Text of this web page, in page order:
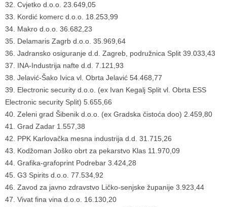
32. Cvjetko d.o.o. 23.649,05
33. Kordić komerc d.o.o. 18.253,99
34. Makro d.o.o. 36.682,23
35. Delamaris Zagrb d.o.o. 35.969,64
36. Jadransko osiguranje d.d. Zagreb, podružnica Split 39.033,43
37. INA-Industrija nafte d.d. 7.121,93
38. Jelavić-Šako Ivica vl. Obrta Jelavić 54.468,77
39. Electronic security d.o.o. (ex Ivan Kegalj Split vl. Obrta ESS
Electronic security Split) 5.655,66
40. Zeleni grad Šibenik d.o.o. (ex Gradska čistoća doo) 2.459,80
41. Grad Zadar 1.557,38
42. PPK Karlovačka mesna industrija d.d. 31.715,26
43. Kodžoman Joško obrt za pekarstvo Klas 11.970,09
44. Grafika-grafoprint Podrebar 3.424,28
45. G3 Spirits d.o.o. 77.534,92
46. Zavod za javno zdravstvo Ličko-senjske županije 3.923,44
47. Vivat fina vina d.o.o. 16.130,20